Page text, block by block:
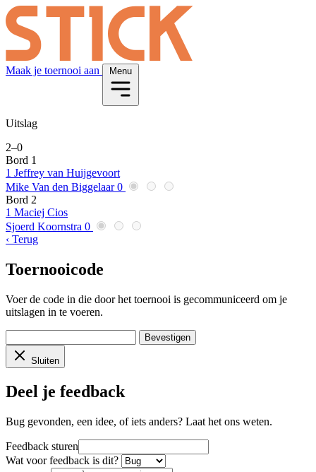
Maak je toernooi aan Menu
Uitslag
2–0
Bord 1
1 Jeffrey van Huijgevoort
Mike Van den Biggelaar 0
Bord 2
1 Maciej Cios
Sjoerd Koornstra 0
‹ Terug
Toernooicode
Voer de code in die door het toernooi is gecommuniceerd om je
uitslagen in te voeren.
Bevestigen
Sluiten
Deel je feedback
Bug gevonden, een idee, of iets anders? Laat het ons weten.
Feedback sturen
Wat voor feedback is dit?